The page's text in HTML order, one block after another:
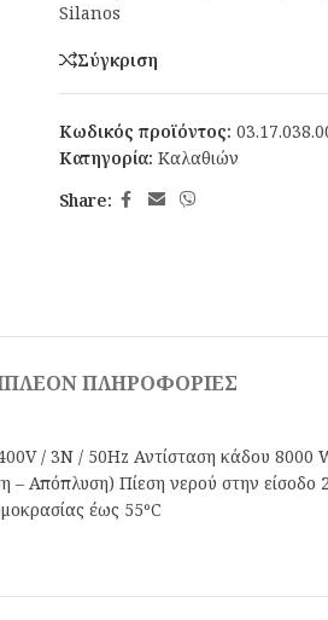
Silanos
Σύγκριση
Κωδικός προϊόντος:
Κατηγορία: Καλαθιών
Share:
ΠΛΗΡΟΦΟΡΊΕΣ
/ 3N / 50Hz Αντίσταση κάδου 8000
Πίεση νερού στην είσοδο
έως 55ºC